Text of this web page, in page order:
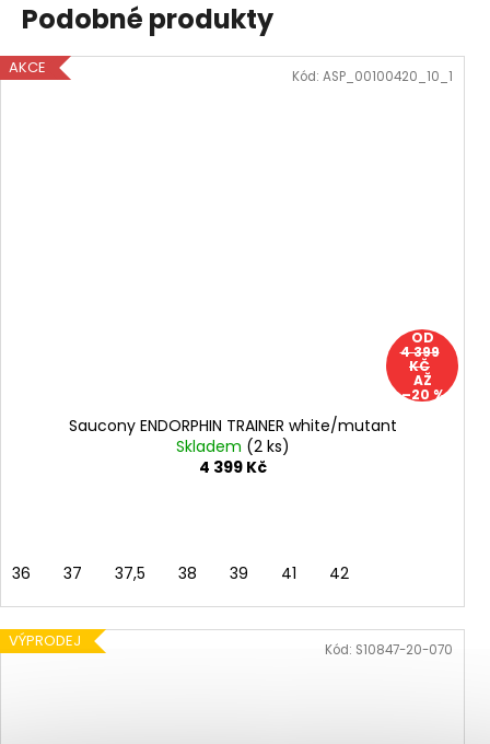
Podobné produkty
AKCE
OD
4 399
KČ
AŽ
–20 %
Saucony ENDORPHIN TRAINER white/mutant
Skladem (2 ks)
4 399 Kč
36 37 37,5 38 39 41 42
Kód: ASP_00100420_10_1
VÝPRODEJ Kód: S10847-20-070